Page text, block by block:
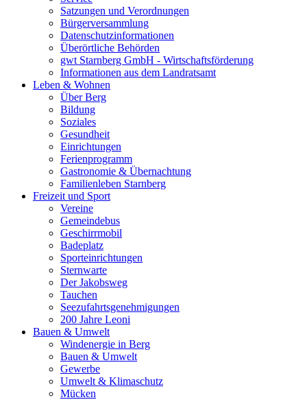
Satzungen und Verordnungen
Bürgerversammlung
Datenschutzinformationen
Überörtliche Behörden
gwt Starnberg GmbH - Wirtschaftsförderung
Informationen aus dem Landratsamt
Leben & Wohnen
Über Berg
Bildung
Soziales
Gesundheit
Einrichtungen
Ferienprogramm
Gastronomie & Übernachtung
Familienleben Starnberg
Freizeit und Sport
Vereine
Gemeindebus
Geschirrmobil
Badeplatz
Sporteinrichtungen
Sternwarte
Der Jakobsweg
Tauchen
Seezufahrtsgenehmigungen
200 Jahre Leoni
Bauen & Umwelt
Windenergie in Berg
Bauen & Umwelt
Gewerbe
Umwelt & Klimaschutz
Mücken